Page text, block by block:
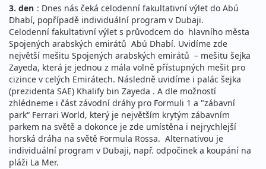
3. den : Dnes nás čeká celodenní fakultativní výlet do Abú
Dhabí, popřípadě individuální program v Dubaji.
Celodenní fakultativní výlet s průvodcem do hlavního města
Spojených arabských emirátů Abú Dhabí. Uvidíme zde
největší mešitu Spojených arabských emirátů – mešitu šejka
Zayeda, která je jednou z mála volně přístupných mešit pro
cizince v celých Emirátech. Následně uvidíme i palác šejka
(prezidenta SAE) Khalify bin Zayeda . A dle možností
zhlédneme i část závodní dráhy pro Formuli 1 a "zábavní
park“ Ferrari World, který je největším krytým zábavním
parkem na světě a dokonce je zde umístěna i nejrychlejší
horská dráha na světě Formula Rossa. Alternativou je
individuální program v Dubaji, např. odpočinek a koupání na
pláži La Mer.